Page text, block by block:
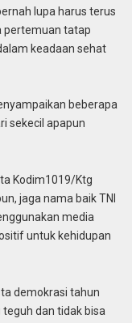
lupa harus terus
pertemuan tatap
keadaan sehat
beberapa
sekecil apapun
Kodim1019/Ktg
jaga nama baik TNI
media
untuk kehidupan
demokrasi tahun
teguh dan tidak bisa